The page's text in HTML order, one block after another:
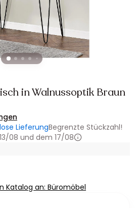
in Walnussoptik Braun
LieferungBegrenzte Stückzahl!
08 und dem 17/08
Katalog an: Büromöbel